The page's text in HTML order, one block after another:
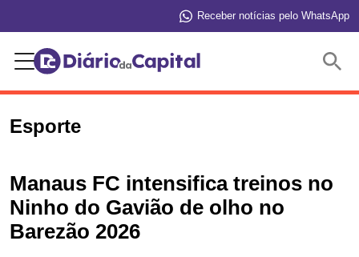
Receber notícias pelo WhatsApp
Esporte
Manaus FC intensifica treinos no
Ninho do Gavião de olho no
Barezão 2026